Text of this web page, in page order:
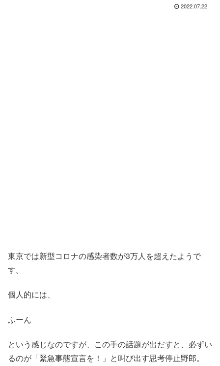
2022.07.22
東京では新型コロナの感染者数が3万人を超えたようで
す。
個人的には、
ふーん
という感じなのですが、この手の話題が出だすと、必ずい
るのが「緊急事態宣言を！」と叫び出す思考停止野郎。